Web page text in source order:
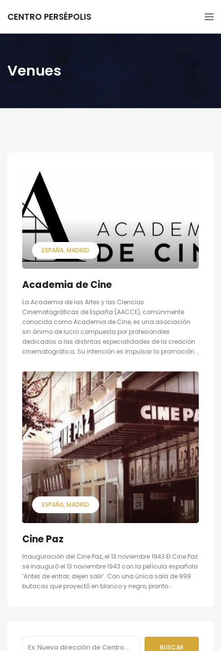
CENTRO PERSÉPOLIS
Venues
ESPAÑA MADRID
Academia de Cine
La Academia de las Artes y las Ciencias
Cinematográficas de España (AACCE), comúnmente
conocida como Academia de Cine, es una asociación
sin ánimo de lucro compuesta por profesionales
dedicados a las distintas especialidades de la creación
cinematográfica. Su intención es impulsar la promoción...
ESPAÑA MADRID
Cine Paz
Inauguración del Cine Paz, el 13 noviembre 1943 El Cine Paz
se inauguró el 13 noviembre 1943 con la película española
‘Antes de entrar, dejen salir’. Con una única sala de 999
butacas que proyectó en blanco y negro, pronto...